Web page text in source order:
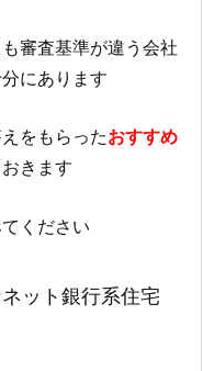
審査基準が違う会社
にあります
をもらったおすすめ
きます
ください
ット銀行系住宅